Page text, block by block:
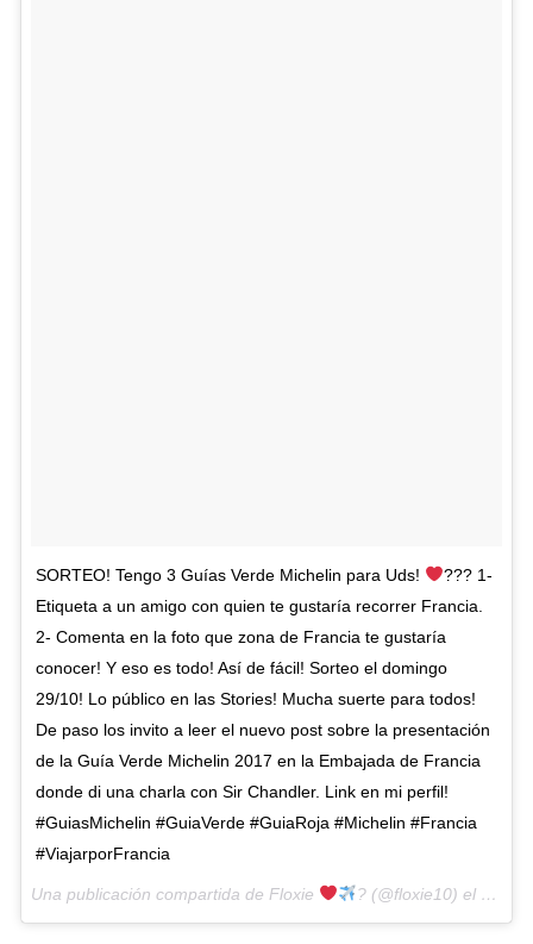
SORTEO! Tengo 3 Guías Verde Michelin para Uds!
??? 1-
Etiqueta a un amigo con quien te gustaría recorrer Francia.
2- Comenta en la foto que zona de Francia te gustaría
conocer! Y eso es todo! Así de fácil! Sorteo el domingo
29/10! Lo público en las Stories! Mucha suerte para todos!
De paso los invito a leer el nuevo post sobre la presentación
de la Guía Verde Michelin 2017 en la Embajada de Francia
donde di una charla con Sir Chandler. Link en mi perfil!
#GuiasMichelin #GuiaVerde #GuiaRoja #Michelin #Francia
#ViajarporFrancia
Una publicación compartida de Floxie ? (@floxie10) el 25 de